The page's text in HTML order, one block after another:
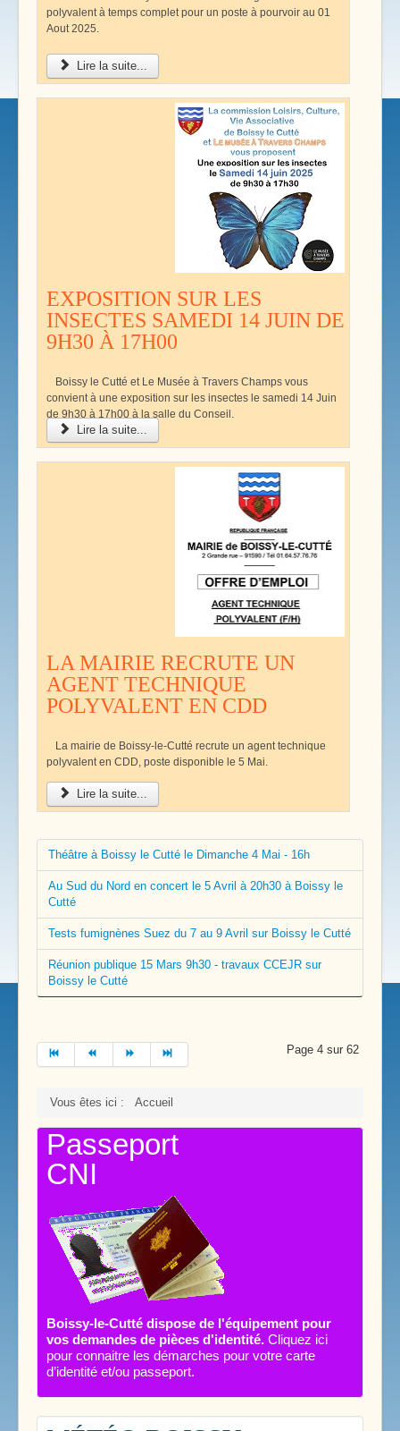
polyvalent à temps complet pour un poste à pourvoir au 01
Aout 2025.
Lire la suite...
EXPOSITION SUR LES
INSECTES SAMEDI 14 JUIN DE
9H30 À 17H00
Boissy le Cutté et Le Musée à Travers Champs vous
convient à une exposition sur les insectes le samedi 14 Juin
de 9h30 à 17h00 à la salle du Conseil.
Lire la suite...
LA MAIRIE RECRUTE UN
AGENT TECHNIQUE
POLYVALENT EN CDD
La mairie de Boissy-le-Cutté recrute un agent technique
polyvalent en CDD, poste disponible le 5 Mai.
Lire la suite...
Théâtre à Boissy le Cutté le Dimanche 4 Mai - 16h
Au Sud du Nord en concert le 5 Avril à 20h30 à Boissy le
Cutté
Tests fumignènes Suez du 7 au 9 Avril sur Boissy le Cutté
Réunion publique 15 Mars 9h30 - travaux CCEJR sur
Boissy le Cutté
Page 4 sur 62
Vous êtes ici : Accueil
Passeport
CNI
Boissy-le-Cutté dispose de l'équipement pour
vos demandes de pièces d'identité. Cliquez ici
pour connaitre les démarches pour votre carte
d’identité et/ou passeport.